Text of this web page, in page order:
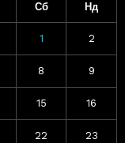
Сб Нд
1 2
8 9
15 16
22 23